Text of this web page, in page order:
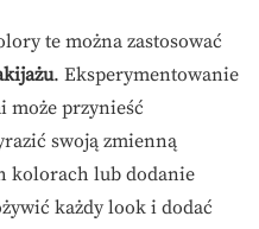
te można zastosować
. Eksperymentowanie
może przynieść
swoją zmienną
kolorach lub dodanie
każdy look i dodać